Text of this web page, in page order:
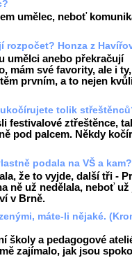
umělec, neboť
rozpočet? Honza z
umělci anebo překračují
mám své favority, ale i
prvním, a to nejen
tolik
festivalové ztřeštěnce,
pod palcem. Někdy
podala na VŠ a kam?
že to vyjde, další tři -
ně už nedělala, neboť už
v Brně.
máte-li nějaké.
školy a pedagogové
zajímalo, jak jsou